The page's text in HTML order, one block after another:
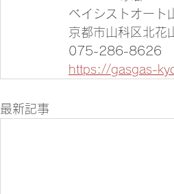
ベイシストオート
京都市山科区北花
075-286-8626
https://gasgas-
最新記事